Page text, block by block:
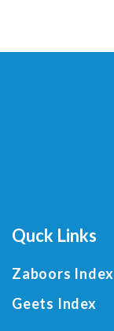
Quck Links
Zaboors Index
Geets Index